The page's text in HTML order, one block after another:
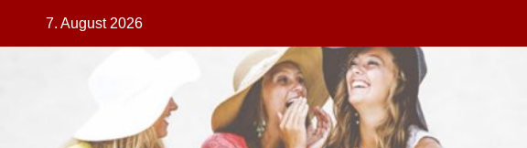
7. August 2026